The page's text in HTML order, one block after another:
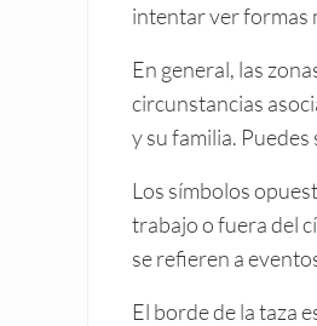
intentar ver formas
En general, las
circunstancias
y su familia. Puedes
Los símbolos
trabajo o fuera del
se refieren a
El borde de la taza